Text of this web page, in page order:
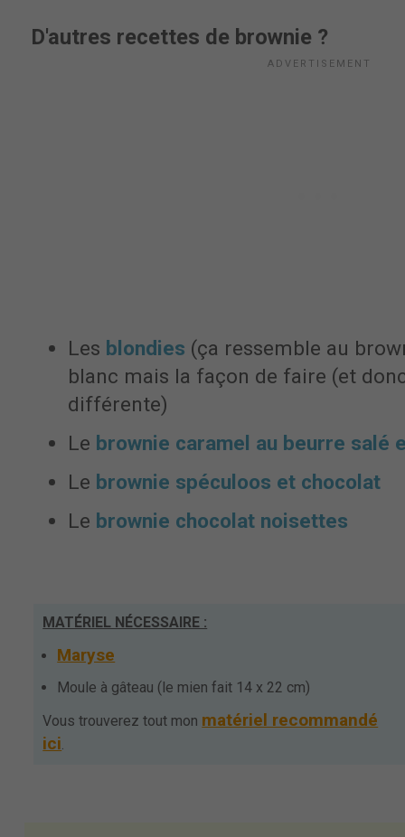
D'autres recettes de brownie ?
Les blondies (ça ressemble au
blanc mais la façon de faire (et
différente)
Le brownie caramel au beurre salé
Le brownie spéculoos et chocolat
Le brownie chocolat noisettes
MATÉRIEL NÉCESSAIRE :
Maryse
Moule à gâteau (le mien fait 14 x 22 cm)
Vous trouverez tout mon matériel recommandé
ici.